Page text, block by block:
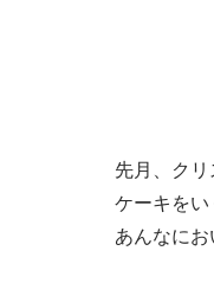
先月、ク
ケーキを
あんなに